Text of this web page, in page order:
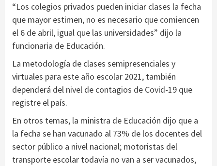
“Los colegios privados pueden iniciar clases la fecha
que mayor estimen, no es necesario que comiencen
el 6 de abril, igual que las universidades” dijo la
funcionaria de Educación.
La metodología de clases semipresenciales y
virtuales para este año escolar 2021, también
dependerá del nivel de contagios de Covid-19 que
registre el país.
En otros temas, la ministra de Educación dijo que a
la fecha se han vacunado al 73% de los docentes del
sector público a nivel nacional; motoristas del
transporte escolar todavía no van a ser vacunados,